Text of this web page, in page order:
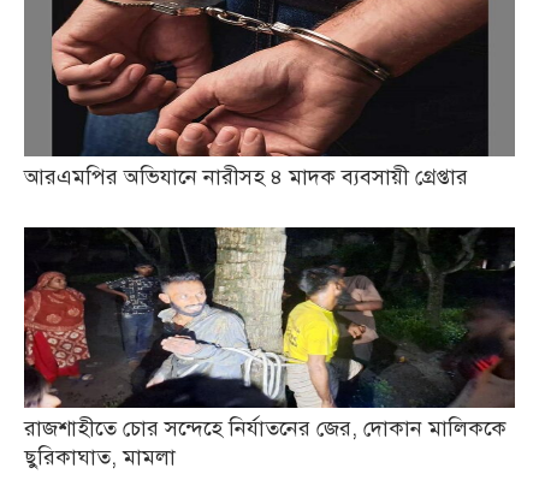
আরএমপির অভিযানে নারীসহ ৪ মাদক ব্যবসায়ী গ্রেপ্তার
রাজশাহীতে চোর সন্দেহে নির্যাতনের জের, দোকান মালিককে
ছুরিকাঘাত, মামলা